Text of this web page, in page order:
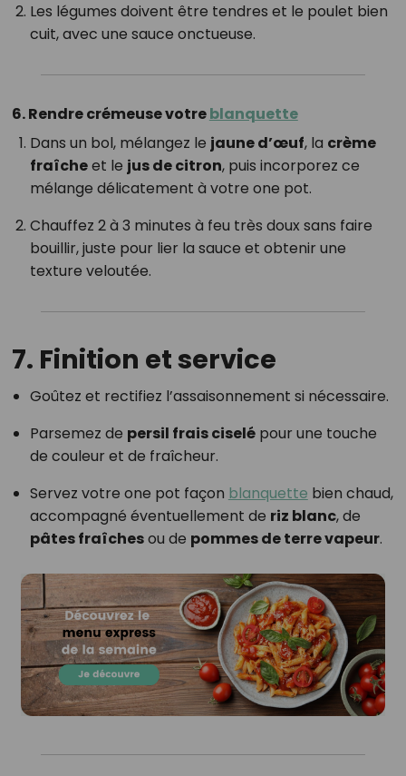
Les légumes doivent être tendres et le poulet bien
cuit, avec une sauce onctueuse.
6. Rendre crémeuse votreblanquette
Dans un bol, mélangez le jaune d’œuf, la crème
fraîcheet le jus de citron, puis incorporez ce
mélange délicatement à votre one pot.
Chauffez 2 à 3 minutes à feu très doux sans faire
bouillir, juste pour lier la sauce et obtenir une
texture veloutée.
7. Finition et service
Goûtez et rectifiez l’assaisonnement si nécessaire.
Parsemez de persil frais ciselépour une touche
de couleur et de fraîcheur.
Servez votre one pot façon blanquette bien chaud,
accompagné éventuellement de riz blanc, de
pâtes fraîchesou de pommes de terre vapeur.